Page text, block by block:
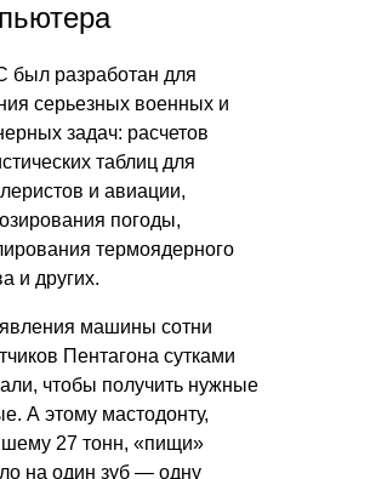
был разработан для
серьезных военных и
задач: расчетов
таблиц для
и авиации,
погоды,
термоядерного
и других.
машины сотни
Пентагона сутками
чтобы получить нужные
А этому мастодонту,
27 тонн, «пищи»
на один зуб — одну